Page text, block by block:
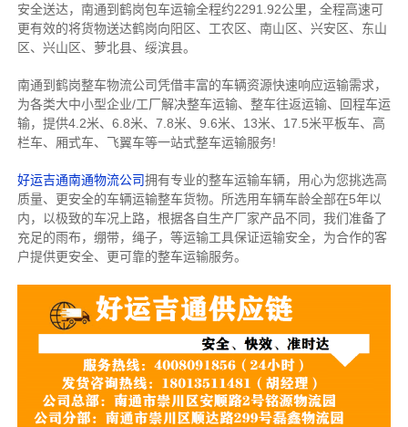
安全送达，南通到鹤岗包车运输全程约2291.92公里，全程高速可
更有效的将货物送达鹤岗向阳区、工农区、南山区、兴安区、东山
区、兴山区、萝北县、绥滨县。
南通到鹤岗整车物流公司凭借丰富的车辆资源快速响应运输需求，
为各类大中小型企业/工厂解决整车运输、整车往返运输、回程车运
输， 提供4.2米、6.8米、7.8米、9.6米、13米、17.5米平板车、高
栏车、厢式车、飞翼车等一站式整车运输服务!
好运吉通南通物流公司拥有专业的整车运输车辆，用心为您挑选高
质量、更安全的车辆运输整车货物。所选用车辆车龄全部在5年以
内，以极致的车况上路，根据各自生产厂家产品不同，我们准备了
充足的雨布，绷带，绳子，等运输工具保证运输安全，为合作的客
户提供更安全、更可靠的整车运输服务。